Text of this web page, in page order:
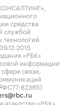
средства
службой
«РБК»
информации
связи,
82385)
«РБК».